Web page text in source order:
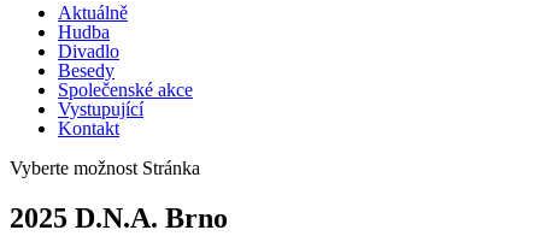
Aktuálně
Hudba
Divadlo
Besedy
Společenské akce
Vystupující
Kontakt
Vyberte možnost Stránka
2025 D.N.A. Brno